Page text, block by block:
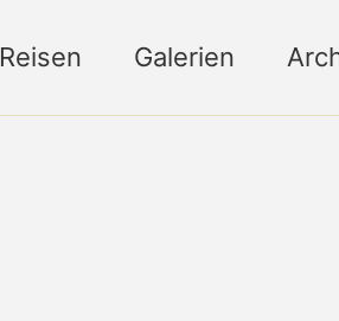
Reisen Galerien